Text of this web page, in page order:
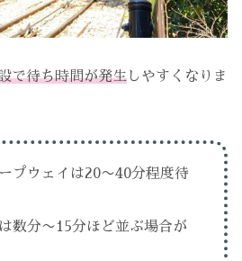
で待ち時間が発生 しやすくなりま
プウェイは20〜40分程度待
数分〜15分ほど並ぶ場合が